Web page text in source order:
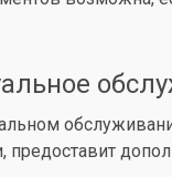
предоставит